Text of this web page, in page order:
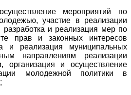
мероприятий по
участие в реализации
разработка и реализация мер по
прав и законных интересов
и реализация муниципальных
направлениям реализации
организация и осуществление
молодежной политики в